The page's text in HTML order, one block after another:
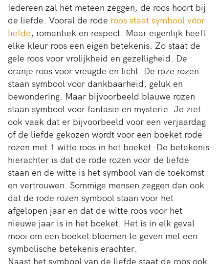
Iedereen zal het meteen zeggen; de roos hoort bij
de liefde. Vooral de rode roos staat symbool voor
liefde, romantiek en respect. Maar eigenlijk heeft
elke kleur roos een eigen betekenis. Zo staat de
gele roos voor vrolijkheid en gezelligheid. De
oranje roos voor vreugde en licht. De roze rozen
staan symbool voor dankbaarheid, geluk en
bewondering. Maar bijvoorbeeld blauwe rozen
staan symbool voor fantasie en mysterie. Je ziet
ook vaak dat er bijvoorbeeld voor een verjaardag
of de liefde gekozen wordt voor een boeket rode
rozen met 1 witte roos in het boeket. De betekenis
hierachter is dat de rode rozen voor de liefde
staan en de witte is het symbool van de toekomst
en vertrouwen. Sommige mensen zeggen dan ook
dat de rode rozen symbool staan voor het
afgelopen jaar en dat de witte roos voor het
nieuwe jaar is in het boeket. Het is in elk geval
mooi om een boeket bloemen te geven met een
symbolische betekenis erachter.
Naast het symbool van de liefde staat de roos ook